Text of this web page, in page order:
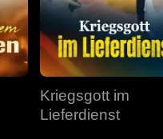
Kriegsgott im
Lieferdienst